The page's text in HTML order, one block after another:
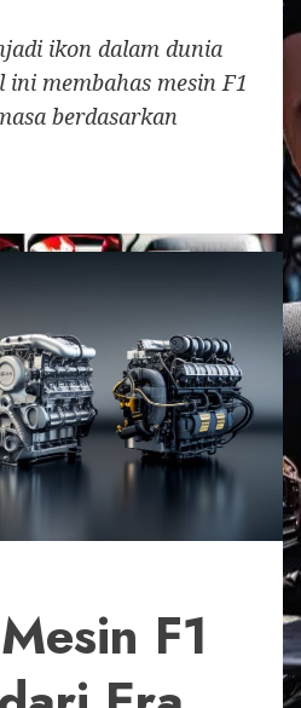
ikon dalam dunia
membahas mesin F1
berdasarkan
F1